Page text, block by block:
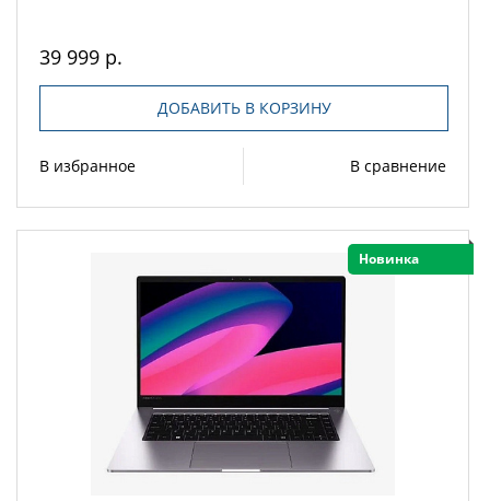
39 999 р.
ДОБАВИТЬ В КОРЗИНУ
В избранное В сравнение
Новинка